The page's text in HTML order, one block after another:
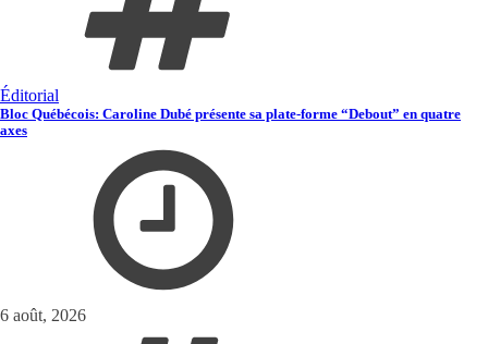
Éditorial
Bloc Québécois: Caroline Dubé présente sa plate-forme “Debout” en quatre
axes
6 août, 2026